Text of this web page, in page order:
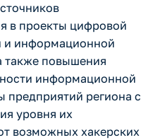
в проекты цифровой
и информационной
также повышения
информационной
предприятий региона с
уровня их
возможных хакерских